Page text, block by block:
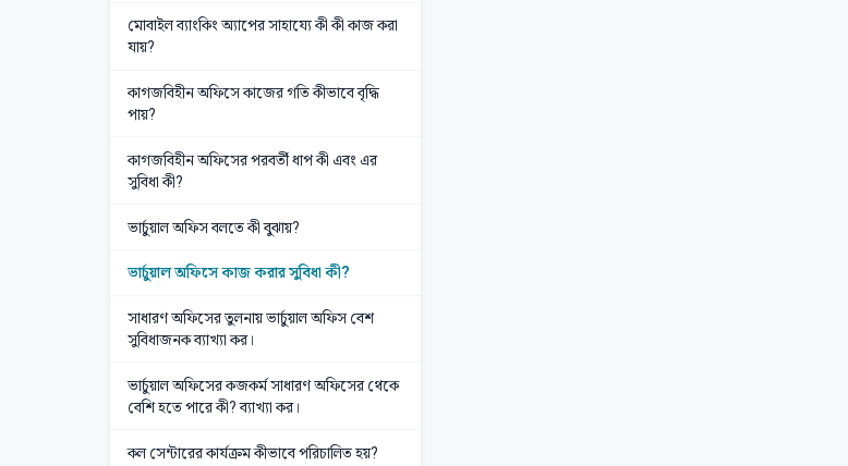
মোবাইল ব্যাংকিং অ্যাপের সাহায্যে কী কী কাজ করা
যায়?
কাগজবিহীন অফিসে কাজের গতি কীভাবে বৃদ্ধি
পায়?
কাগজবিহীন অফিসের পরবর্তী ধাপ কী এবং এর
সুবিধা কী?
ভার্চুয়াল অফিস বলতে কী বুঝায়?
ভার্চুয়াল অফিসে কাজ করার সুবিধা কী?
সাধারণ অফিসের তুলনায় ভার্চুয়াল অফিস বেশ
সুবিধাজনক ব্যাখ্যা কর।
ভার্চুয়াল অফিসের কজকর্ম সাধারণ অফিসের থেকে
বেশি হতে পারে কী? ব্যাখ্যা কর।
কল সেন্টারের কার্যক্রম কীভাবে পরিচালিত হয়?